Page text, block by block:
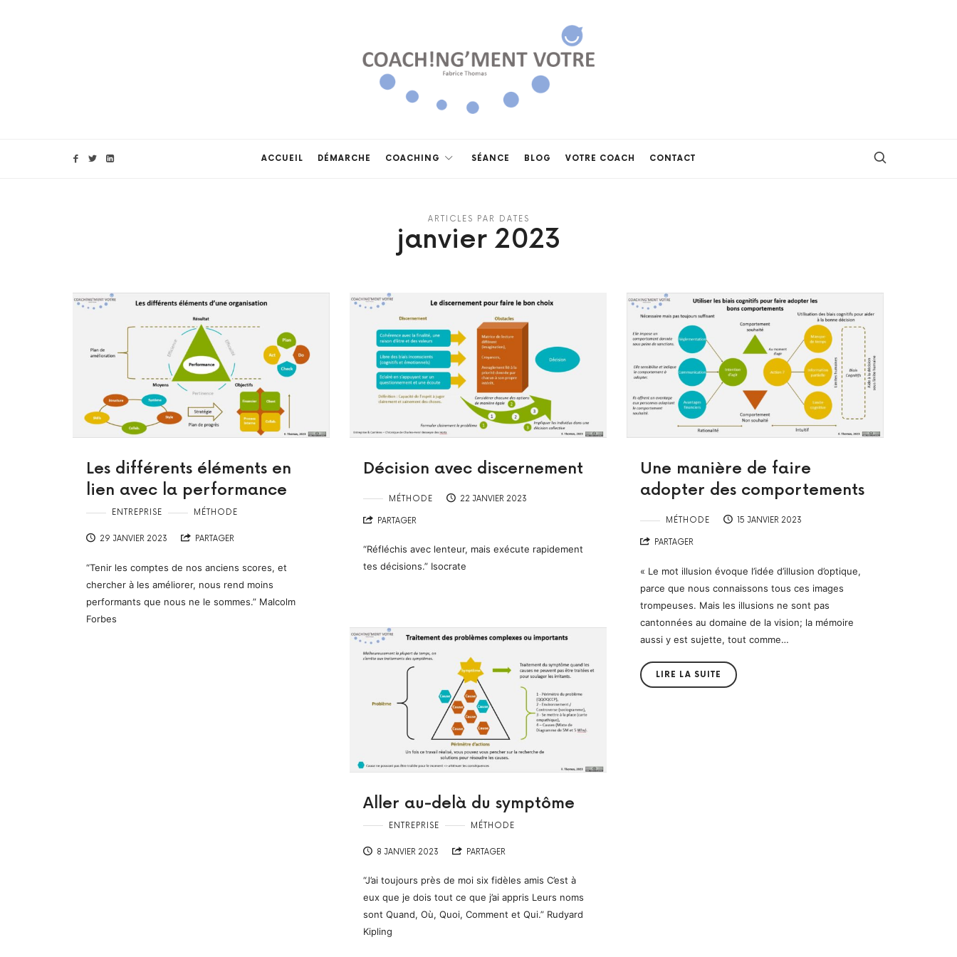
Coach!ng'ment
vôtre
ACCUEIL DÉMARCHE COACHING SÉANCE BLOG VOTRE COACH CONTACT
ARTICLES PAR DATES
janvier 2023
Les différents éléments en
lien avec la performance
ENTREPRISE MÉTHODE
29 JANVIER 2023 PARTAGER
“Tenir les comptes de nos anciens scores, et
chercher à les améliorer, nous rend moins
performants que nous ne le sommes.” Malcolm
Forbes
Décision avec discernement
MÉTHODE 22 JANVIER 2023
PARTAGER
“Réfléchis avec lenteur, mais exécute rapidement
tes décisions.” Isocrate
Une manière de faire
adopter des comportements
MÉTHODE 15 JANVIER 2023
PARTAGER
« Le mot illusion évoque l’idée d’illusion d’optique,
parce que nous connaissons tous ces images
trompeuses. Mais les illusions ne sont pas
cantonnées au domaine de la vision; la mémoire
aussi y est sujette, tout comme…
LIRE LA SUITE
Aller au-delà du symptôme
ENTREPRISE MÉTHODE
8 JANVIER 2023 PARTAGER
“J’ai toujours près de moi six fidèles amis C’est à
eux que je dois tout ce que j’ai appris Leurs noms
sont Quand, Où, Quoi, Comment et Qui.” Rudyard
Kipling